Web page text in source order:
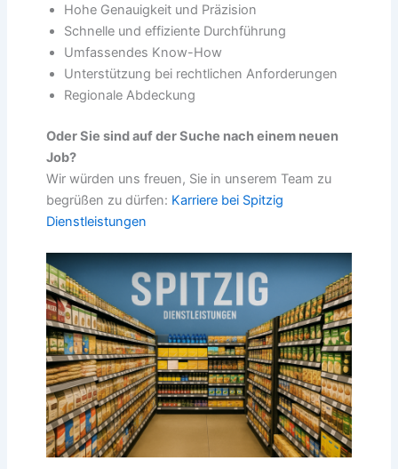
Hohe Genauigkeit und Präzision
Schnelle und effiziente Durchführung
Umfassendes Know-How
Unterstützung bei rechtlichen Anforderungen
Regionale Abdeckung
Oder Sie sind auf der Suche nach einem neuen
Job?
Wir würden uns freuen, Sie in unserem Team zu
begrüßen zu dürfen: Karriere bei Spitzig
Dienstleistungen